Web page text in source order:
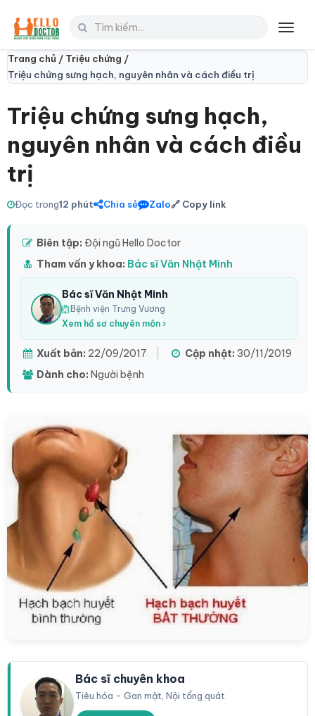
Trang chủ / Triệu chứng /
Triệu chứng sưng hạch, nguyên nhân và cách điều trị
Triệu chứng sưng hạch,
nguyên nhân và cách điều
trị
Đọc trong12 phút Chia sẻ Zalo🔗 Copy link
Biên tập: Đội ngũ Hello Doctor
Tham vấn y khoa: Bác sĩ Văn Nhật Minh
Bác sĩ Văn Nhật Minh
Bệnh viện Trưng Vương
Xem hồ sơ chuyên môn ›
Xuất bản: 22/09/2017 Cập nhật: 30/11/2019
Dành cho: Người bệnh
Bác sĩ chuyên khoa
Tiêu hóa - Gan mật, Nội tổng quát